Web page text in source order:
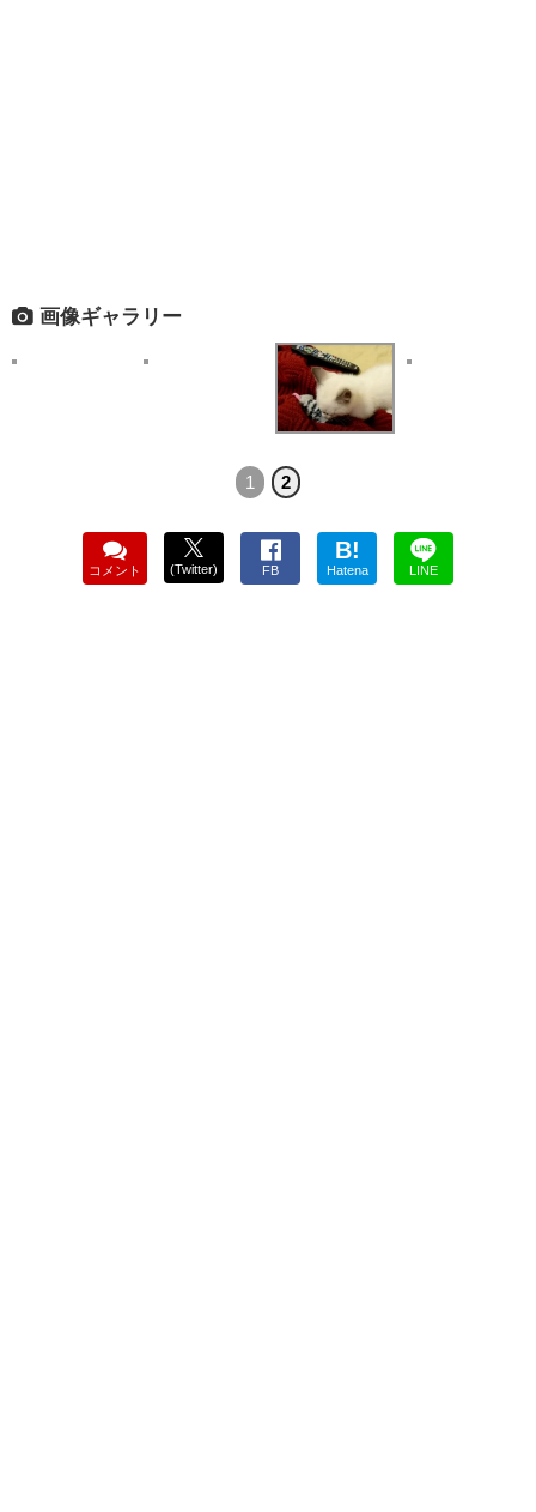
画像ギャラリー
1 2
コメント (Twitter) FB
B!
Hatena LINE